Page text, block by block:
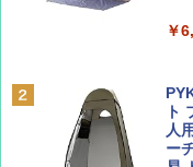
￥
￥
￥
ト
人
ー